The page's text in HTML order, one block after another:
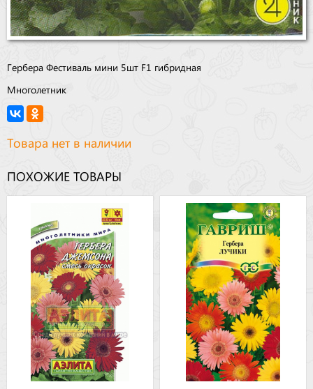
Гербера Фестиваль мини 5шт F1 гибридная
Многолетник
Товара нет в наличии
ПОХОЖИЕ ТОВАРЫ